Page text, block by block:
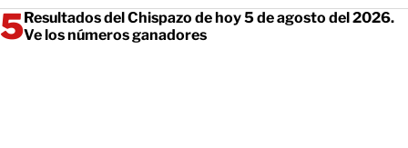
Resultados del Chispazo de hoy 5 de agosto del 2026.
Ve los números ganadores